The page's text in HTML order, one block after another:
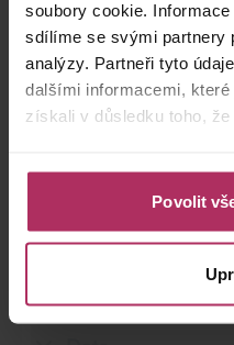
soubory cookie.
sdílíme se svými partnery
analýzy. Partneři tyto
dalšími informacemi,
získali v důsledku toho,
Povolit
Hotel
Room Category